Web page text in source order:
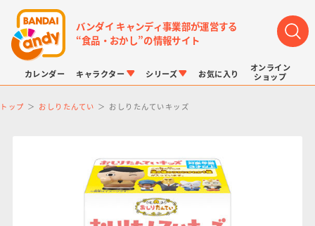
バンダイ キャンディ事業部が運営する
“食品・おかし”の情報サイト
カレンダー キャラクター
LINK TRAVELERS プリキュアシリーズ ドラゴンボール
シリーズ
チョコボックス チョコサプ ポケモンキッズ
お気に入り
オンライン
ショップ
トップ おしりたんてい おしりたんていキッズ